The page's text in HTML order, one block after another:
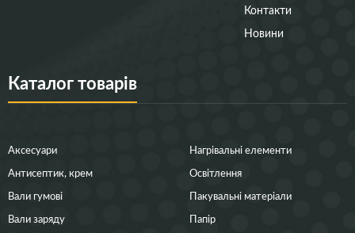
Контакти
Новини
Каталог товарів
Аксесуари
Антисептик, крем
Вали гумові
Вали заряду
Нагрівальні елементи
Освітлення
Пакувальні матеріали
Папір